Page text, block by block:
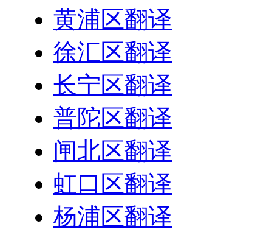
黄浦区翻译
徐汇区翻译
长宁区翻译
普陀区翻译
闸北区翻译
虹口区翻译
杨浦区翻译